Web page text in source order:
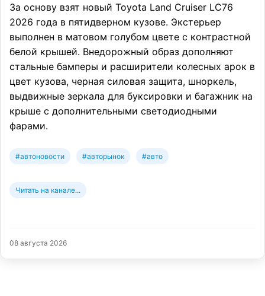
За основу взят новый Toyota Land Cruiser LC76
2026 года в пятидверном кузове. Экстерьер
выполнен в матовом голубом цвете с контрастной
белой крышей. Внедорожный образ дополняют
стальные бамперы и расширители колесных арок в
цвет кузова, черная силовая защита, шноркель,
выдвижные зеркала для буксировки и багажник на
крыше с дополнительными светодиодными
фарами.
#автоновости #авторынок #авто
Читать на канале...
08 августа 2026